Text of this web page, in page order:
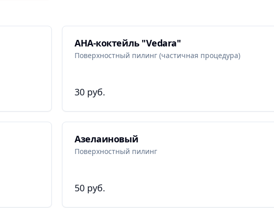
АНА-коктейль "Vedara"
Поверхностный пилинг (частичная процедура)
30 руб.
Азелаиновый
Поверхностный пилинг
50 руб.